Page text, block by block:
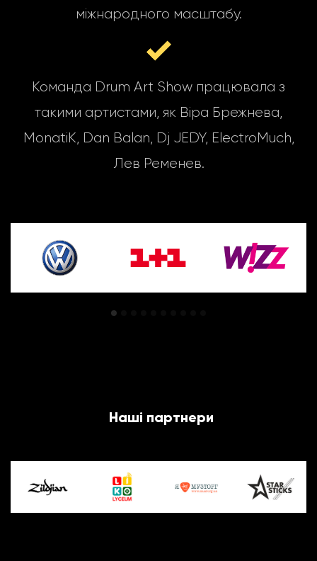
міжнародного масштабу.
Команда Drum Art Show працювала з
такими артистами, як Віра Брежнева,
MonatiK, Dan Balan, Dj JEDY, ElectroMuch,
Лев Ременев.
Наші партнери